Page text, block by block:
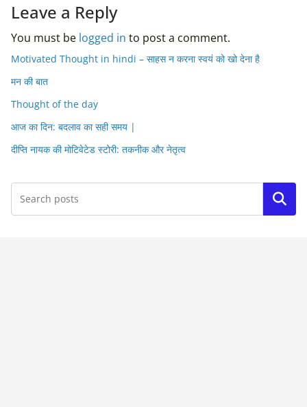
Leave a Reply
You must be logged in to post a comment.
Motivated Thought in hindi – साहस न करना स्वयं को खो देना है
मन की बात
Thought of the day
आज का दिन: बदलाव का सही समय |
दीप्ति नायक की मोटिवेटेड स्टोरी: तकनीक और नेतृत्व
Search